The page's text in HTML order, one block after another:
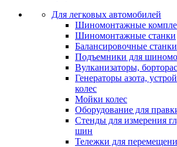
Для легковых автомобилей
Шиномонтажные
Шиномонтажные станки
Балансировочные станки
Подъемники для
Вулканизаторы,
Генераторы азота,
колес
Мойки колес
Оборудование для
Стенды для измерения
шин
Тележки для